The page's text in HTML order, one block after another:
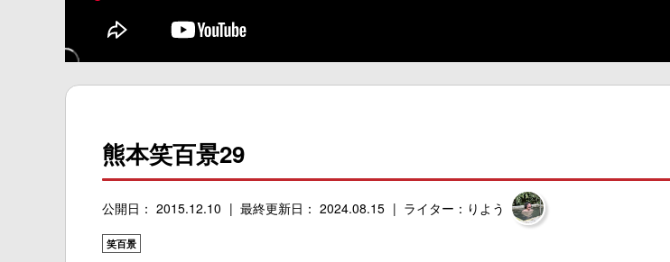
熊本笑百景29
公開日： 2015.12.10 最終更新日： 2024.08.15 ライター：りよう
笑百景